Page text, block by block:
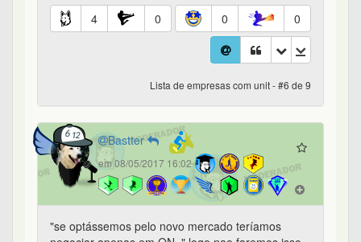
4 0 0 0
Lista de empresas com unit - #6 de 9
Bastter
em 08/05/2017 16:02
"se optássemos pelo novo mercado teríamos